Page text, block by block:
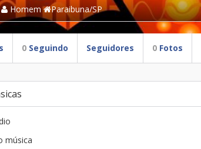
Homem Paraibuna/SP
0 Seguindo Seguidores 0 Fotos
música